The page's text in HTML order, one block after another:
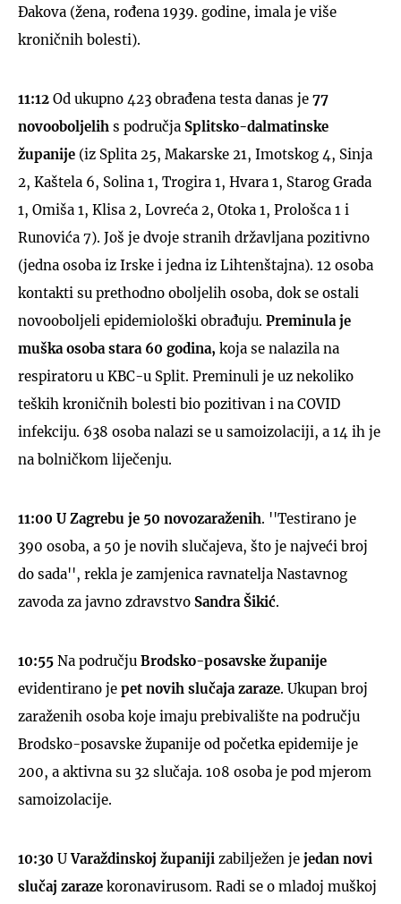
Đakova (žena, rođena 1939. godine, imala je više
kroničnih bolesti).
11:12 Od ukupno 423 obrađena testa danas je 77
novooboljelih s područja Splitsko-dalmatinske
županije (iz Splita 25, Makarske 21, Imotskog 4, Sinja
2, Kaštela 6, Solina 1, Trogira 1, Hvara 1, Starog Grada
1, Omiša 1, Klisa 2, Lovreća 2, Otoka 1, Prološca 1 i
Runovića 7). Još je dvoje stranih državljana pozitivno
(jedna osoba iz Irske i jedna iz Lihtenštajna). 12 osoba
kontakti su prethodno oboljelih osoba, dok se ostali
novooboljeli epidemiološki obrađuju. Preminula je
muška osoba stara 60 godina, koja se nalazila na
respiratoru u KBC-u Split. Preminuli je uz nekoliko
teških kroničnih bolesti bio pozitivan i na COVID
infekciju. 638 osoba nalazi se u samoizolaciji, a 14 ih je
na bolničkom liječenju.
11:00 U Zagrebu je 50 novozaraženih. ''Testirano je
390 osoba, a 50 je novih slučajeva, što je najveći broj
do sada'', rekla je zamjenica ravnatelja Nastavnog
zavoda za javno zdravstvo Sandra Šikić.
10:55 Na području Brodsko-posavske županije
evidentirano je pet novih slučaja zaraze. Ukupan broj
zaraženih osoba koje imaju prebivalište na području
Brodsko-posavske županije od početka epidemije je
200, a aktivna su 32 slučaja. 108 osoba je pod mjerom
samoizolacije.
10:30 UVaraždinskoj županiji zabilježen je jedan novi
slučaj zaraze koronavirusom. Radi se o mladoj muškoj